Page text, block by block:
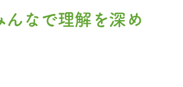
んなで理解を深め